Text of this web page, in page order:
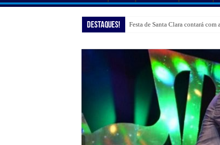
Destaques! Festa de Santa Clara contará
Shopping Guararapes presenteia